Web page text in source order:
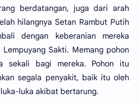
berdatangan, juga dari arah
hilangnya Setan Rambut Putih
dengan keberanian mereka
Sakti. Memang pohon
sekali bagi mereka. Pohon itu
segala penyakit, baik itu oleh
luka akibat bertarung.